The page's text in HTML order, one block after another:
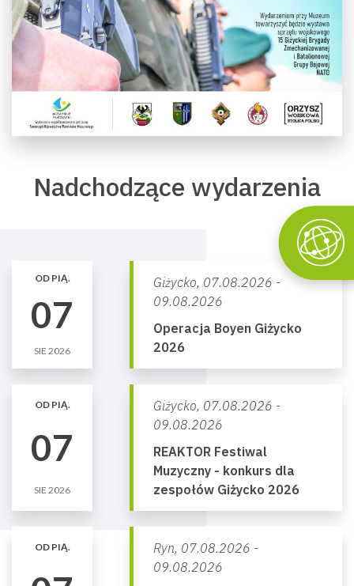
Nadchodzące wydarzenia
OD PIĄ.
07
SIE 2026
Giżycko, 07.08.2026 -
09.08.2026
Operacja Boyen Giżycko
2026
OD PIĄ.
07
SIE 2026
Giżycko, 07.08.2026 -
09.08.2026
REAKTOR Festiwal
Muzyczny - konkurs dla
zespołów Giżycko 2026
OD PIĄ. Ryn, 07.08.2026 -
09.08.2026